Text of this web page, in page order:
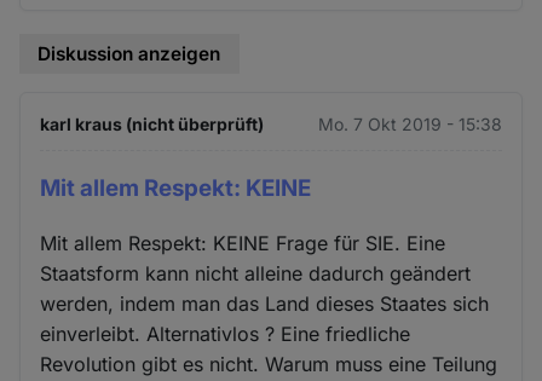
Diskussion anzeigen
karl kraus (nicht überprüft) Mo. 7 Okt 2019 - 15:38
Mit allem Respekt: KEINE
Mit allem Respekt: KEINE Frage für SIE. Eine
Staatsform kann nicht alleine dadurch geändert
werden, indem man das Land dieses Staates sich
einverleibt. Alternativlos ? Eine friedliche
Revolution gibt es nicht. Warum muss eine Teilung